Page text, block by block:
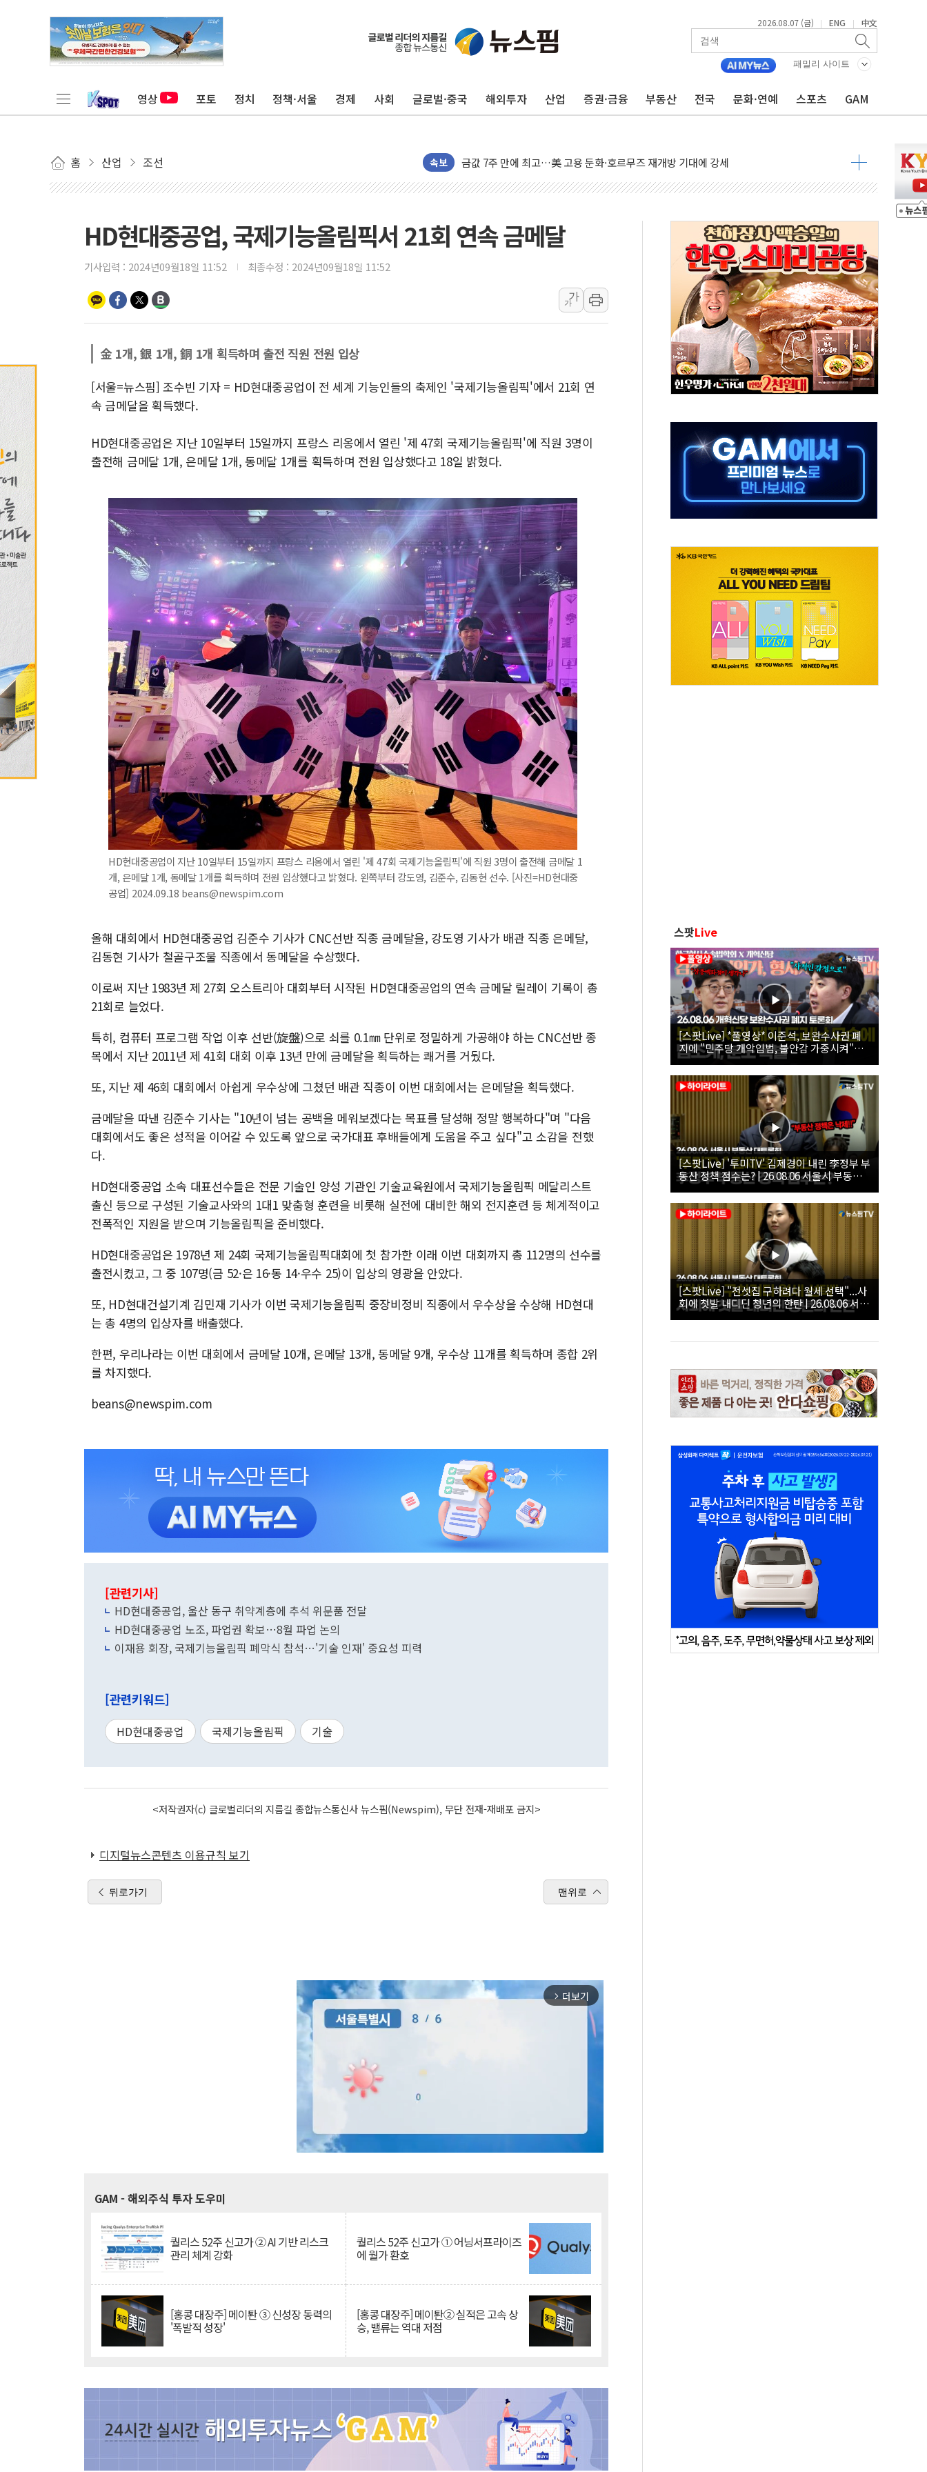
2026.08.07 (금) | ENG | 中文
패밀리 사이트
영상 포토 정치 정책·서울 경제 사회 글로벌·중국 해외투자 산업 증권·금융 부동산 전국 문화·연예 스포츠 GAM
홈 산업 조선 속보
구광모, 내주 실리콘밸리서 젠슨 황 재회…로봇·AI 데이터센터·모빌리티 구체화
뉴욕증시 개장 전 특징주...모더나·아이온큐·도어대시↑ VS 샌디스크·피그마·앱러빈↓
뉴욕증시 프리뷰, 미 주가선물 AI주 차익실현 속 혼조세...웨스턴디지털·샌디스크↓
청와대, 북한 단거리 탄도미사일 발사에 긴급 안보 점검회의
[인도증시] 중동 긴장 완화에 실적 호조까지, 상승...호실적 보고 기업 상승세 뚜렷
러, 1인칭시점 드론으로 우크라 민간인 '사파리' 공격… 시민들 공포감 극대화 전략
'월가의 황제' 다이먼 "금융시장 레버리지 위험수위…숨은 차입이 더 큰 변수"
양주 섬유염색공장서 화재 1명 중상…대응 1단계 진압 중
김정관 산업부 장관 "주 52시간 손봐야, 경쟁상대 中과 비교해야"
해군 1함대 창설 80주년…지역과 함께하는 '선봉'의 대민 봉사
[3보] 북, 원산서 동해로 단거리 탄도미사일 1발 발사… 올해 10번째·42일 만 도발
우크라 드론 전술, 중남미 콜롬비아에 새 안보 위기… 반군·마약카르텔이 습득해 전투 활용
주한미군 "오산기지 누출, 백린 아닌 무해한 표면 부식 물질"
구미 폐염산처리업체서 불 2시간30여분만에 진화...외국인 노동자 숨져
강원도 폭염특보 11일째…온열질환·가축 피해 최소화 '총력 대응'
HD현대중공업, 국제기능올림픽서 21회 연속 금메달
기사입력 : 2024년09월18일 11:52 최종수정 : 2024년09월18일 11:52
가
가
金 1개, 銀 1개, 銅 1개 획득하며 출전 직원 전원 입상
[서울=뉴스핌] 조수빈 기자 = HD현대중공업이 전 세계 기능인들의 축제인 '국제기능올림픽'에서 21회 연
속 금메달을 획득했다.
HD현대중공업은 지난 10일부터 15일까지 프랑스 리옹에서 열린 '제 47회 국제기능올림픽'에 직원 3명이
출전해 금메달 1개, 은메달 1개, 동메달 1개를 획득하며 전원 입상했다고 18일 밝혔다.
HD현대중공업이 지난 10일부터 15일까지 프랑스 리옹에서 열린 '제 47회 국제기능올림픽'에 직원 3명이 출전해 금메달 1
개, 은메달 1개, 동메달 1개를 획득하며 전원 입상했다고 밝혔다. 왼쪽부터 강도영, 김준수, 김동현 선수. [사진=HD현대중
공업] 2024.09.18 beans@newspim.com
올해 대회에서 HD현대중공업 김준수 기사가 CNC선반 직종 금메달을, 강도영 기사가 배관 직종 은메달,
김동현 기사가 철골구조물 직종에서 동메달을 수상했다.
이로써 지난 1983년 제 27회 오스트리아 대회부터 시작된 HD현대중공업의 연속 금메달 릴레이 기록이 총
21회로 늘었다.
특히, 컴퓨터 프로그램 작업 이후 선반(旋盤)으로 쇠를 0.1㎜ 단위로 정밀하게 가공해야 하는 CNC선반 종
목에서 지난 2011년 제 41회 대회 이후 13년 만에 금메달을 획득하는 쾌거를 거뒀다.
또, 지난 제 46회 대회에서 아쉽게 우수상에 그쳤던 배관 직종이 이번 대회에서는 은메달을 획득했다.
금메달을 따낸 김준수 기사는 "10년이 넘는 공백을 메워보겠다는 목표를 달성해 정말 행복하다"며 "다음
대회에서도 좋은 성적을 이어갈 수 있도록 앞으로 국가대표 후배들에게 도움을 주고 싶다"고 소감을 전했
다.
HD현대중공업 소속 대표선수들은 전문 기술인 양성 기관인 기술교육원에서 국제기능올림픽 메달리스트
출신 등으로 구성된 기술교사와의 1대1 맞춤형 훈련을 비롯해 실전에 대비한 해외 전지훈련 등 체계적이고
전폭적인 지원을 받으며 기능올림픽을 준비했다.
HD현대중공업은 1978년 제 24회 국제기능올림픽대회에 첫 참가한 이래 이번 대회까지 총 112명의 선수를
출전시켰고, 그 중 107명(금 52·은 16·동 14·우수 25)이 입상의 영광을 안았다.
또, HD현대건설기계 김민재 기사가 이번 국제기능올림픽 중장비정비 직종에서 우수상을 수상해 HD현대
는 총 4명의 입상자를 배출했다.
한편, 우리나라는 이번 대회에서 금메달 10개, 은메달 13개, 동메달 9개, 우수상 11개를 획득하며 종합 2위
를 차지했다.
beans@newspim.com
[관련기사]
HD현대중공업, 울산 동구 취약계층에 추석 위문품 전달
HD현대중공업 노조, 파업권 확보…8월 파업 논의
이재용 회장, 국제기능올림픽 폐막식 참석…'기술 인재' 중요성 피력
[관련키워드]
HD현대중공업 국제기능올림픽 기술
<저작권자(c) 글로벌리더의 지름길 종합뉴스통신사 뉴스핌(Newspim), 무단 전재-재배포 금지>
디지털뉴스콘텐츠 이용규칙 보기
뒤로가기 맨위로
arrow_forward_ios 더보기
GAM - 해외주식 투자 도우미
퀄리스 52주 신고가 ② AI 기반 리스크
관리 체계 강화
퀄리스 52주 신고가 ① 어닝서프라이즈
에 월가 환호
[홍콩 대장주] 메이퇀 ③ 신성장 동력의
'폭발적 성장'
[홍콩 대장주] 메이퇀② 실적은 고속 상
승, 밸류는 역대 저점
스팟Live
[스팟Live] *풀영상* 이준석, 보완수사권 폐
지에 "민주당 개악입법, 불안감 가중시켜"｜
26.08.06 개혁신당 보완수사권 폐지 토론회
[스팟Live] '투미TV' 김제경이 내린 李정부 부
동산 정책 점수는? | 26.08.06 서울시 부동산
대토론회
[스팟Live] "전셋집 구하려다 월세 선택"...사
회에 첫발 내디딘 청년의 한탄 | 26.08.06 서울
시 부동산 대토론회